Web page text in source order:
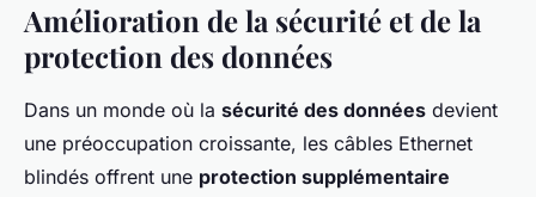
Amélioration de la sécurité et de la
protection des données
Dans un monde où la sécurité des données devient
une préoccupation croissante, les câbles Ethernet
blindés offrent une protection supplémentaire